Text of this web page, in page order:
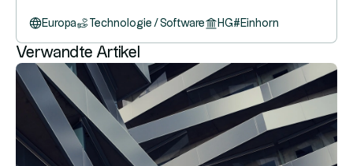
Europa Technologie / Software HG# Einhorn
Verwandte Artikel